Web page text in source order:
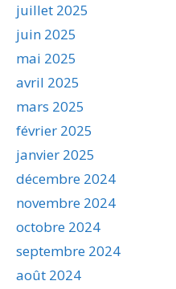
juillet 2025
juin 2025
mai 2025
avril 2025
mars 2025
février 2025
janvier 2025
décembre 2024
novembre 2024
octobre 2024
septembre 2024
août 2024